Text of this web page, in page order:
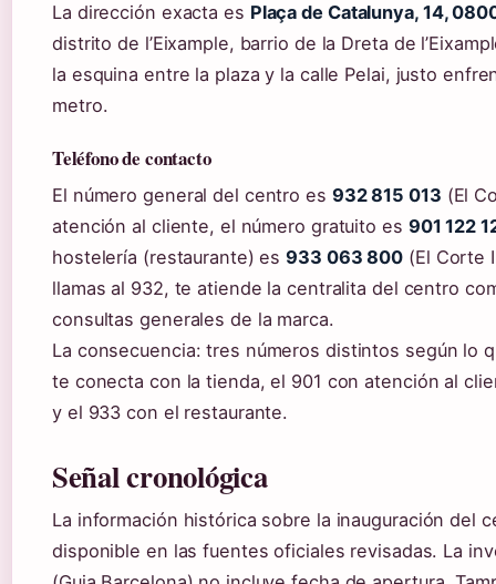
La dirección exacta es Plaça de Catalunya, 14,
distrito de l’Eixample, barrio de la Dreta de
la esquina entre la plaza y la calle Pelai, justo
metro.
Teléfono de contacto
El número general del centro es 932 815 013 (El
atención al cliente, el número gratuito es 901 122
hostelería (restaurante) es933 063 800 (El Corte
llamas al 932, te atiende la centralita del centro
consultas generales de la marca.
La consecuencia: tres números distintos según lo
te conecta con la tienda, el 901 con atención al
y el 933 con el restaurante.
Señal cronológica
La información histórica sobre la inauguración del
disponible en las fuentes oficiales revisadas. La